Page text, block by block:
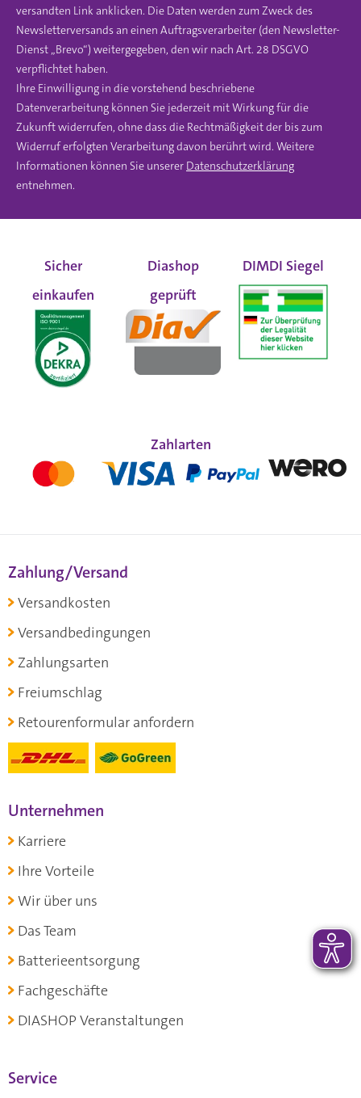
versandten Link anklicken. Die Daten werden zum Zweck des
Newsletterversands an einen Auftragsverarbeiter (den Newsletter-
Dienst „Brevo“) weitergegeben, den wir nach Art. 28 DSGVO
verpflichtet haben.
Ihre Einwilligung in die vorstehend beschriebene
Datenverarbeitung können Sie jederzeit mit Wirkung für die
Zukunft widerrufen, ohne dass die Rechtmäßigkeit der bis zum
Widerruf erfolgten Verarbeitung davon berührt wird. Weitere
Informationen können Sie unserer Datenschutzerklärung
entnehmen.
Sicher
einkaufen
Diashop
geprüft
DIMDI Siegel
Zahlarten
Zahlung/Versand
Versandkosten
Versandbedingungen
Zahlungsarten
Freiumschlag
Retourenformular anfordern
Unternehmen
Karriere
Ihre Vorteile
Wir über uns
Das Team
Batterieentsorgung
Fachgeschäfte
DIASHOP Veranstaltungen
Service